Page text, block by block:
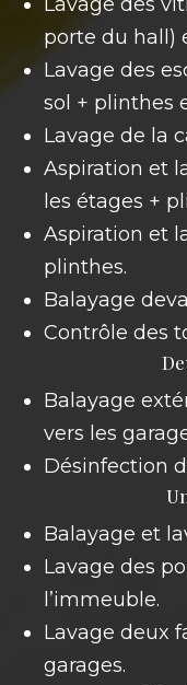
porte du hall)
Lavage des
sol + plinthes
Lavage de la
Aspiration et
les étages +
Aspiration et
plinthes.
Balayage
Contrôle des
Balayage
vers les
Désinfection
Balayage et
Lavage des
l’immeuble.
Lavage deux
garages.